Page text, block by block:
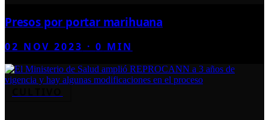
Presos por portar marihuana
02 NOV 2023 ·0 MIN